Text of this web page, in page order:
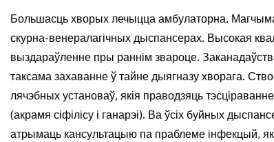
Большасць хворых лечыцца амбулаторна.
скурна-венералагічных дыспансерах. Высокая
выздараўленне пры раннім звароце.
таксама захаванне ў тайне дыягназу хворага.
лячэбных установаў, якія праводзяць
(акрамя сіфілісу і ганарэі). Ва ўсіх буйных
атрымаць кансультацыю па праблеме інфекцый,